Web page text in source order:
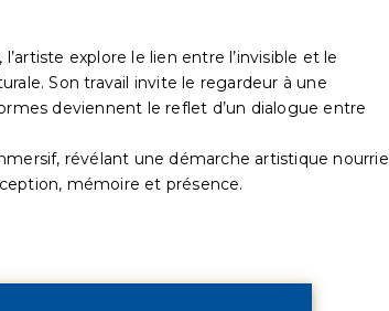
explore le lien entre l’invisible et le
Son travail invite le regardeur à une
deviennent le reflet d’un dialogue entre
révélant une démarche artistique nourrie
mémoire et présence.